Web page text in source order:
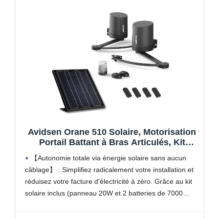
Avidsen Orane 510 Solaire, Motorisation
Portail Battant à Bras Articulés, Kit
Automatisme Complet 100% Solaire, 5m
et 500kg, sans Fil, 4 Télécommandes,
Photocellules, Économie d'Énergie, Gris,
Durable
【Autonomie totale via énergie solaire sans aucun
câblage】 : Simplifiez radicalement votre installation et
réduisez votre facture d'électricité à zéro. Grâce au kit
solaire inclus (panneau 20W et 2 batteries de 7000